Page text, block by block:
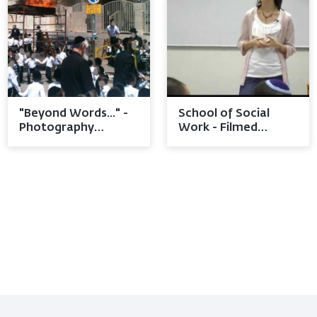
"Beyond Words..." -
Photography
School of Social
Work - Filmed